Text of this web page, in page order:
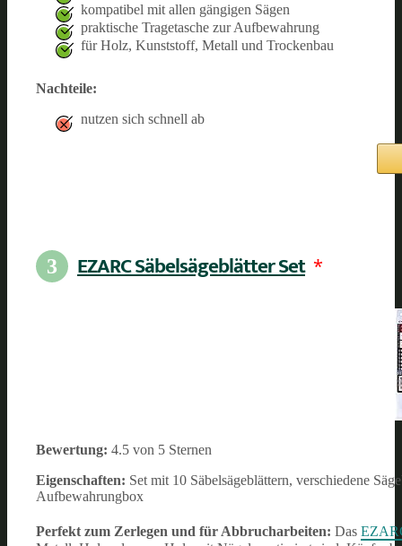
kompatibel mit allen gängigen Sägen
praktische Tragetasche zur Aufbewahrung
für Holz, Kunststoff, Metall und Trockenbau
Nachteile:
nutzen sich schnell ab
3 EZARC Säbelsägeblätter Set *
Bewertung: 4.5 von 5 Sternen
Eigenschaften: Set mit 10 Säbelsägeblättern, verschiedene
Aufbewahrungbox
Perfekt zum Zerlegen und für Abbrucharbeiten: Das